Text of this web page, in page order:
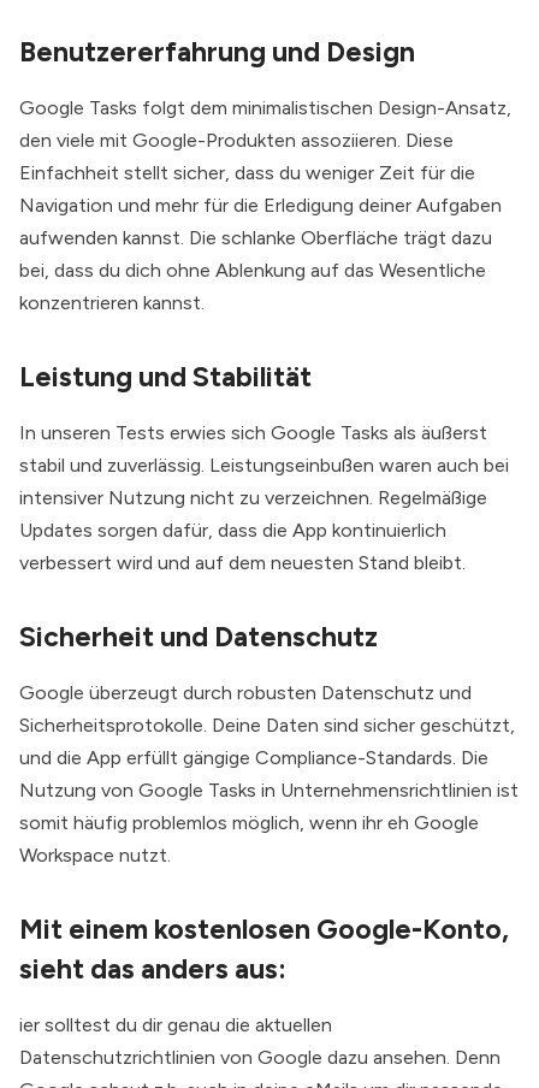
Benutzererfahrung und Design
Google Tasks folgt dem minimalistischen Design-Ansatz,
den viele mit Google-Produkten assoziieren. Diese
Einfachheit stellt sicher, dass du weniger Zeit für die
Navigation und mehr für die Erledigung deiner Aufgaben
aufwenden kannst. Die schlanke Oberfläche trägt dazu
bei, dass du dich ohne Ablenkung auf das Wesentliche
konzentrieren kannst.
Leistung und Stabilität
In unseren Tests erwies sich Google Tasks als äußerst
stabil und zuverlässig. Leistungseinbußen waren auch bei
intensiver Nutzung nicht zu verzeichnen. Regelmäßige
Updates sorgen dafür, dass die App kontinuierlich
verbessert wird und auf dem neuesten Stand bleibt.
Sicherheit und Datenschutz
Google überzeugt durch robusten Datenschutz und
Sicherheitsprotokolle. Deine Daten sind sicher geschützt,
und die App erfüllt gängige Compliance-Standards. Die
Nutzung von Google Tasks in Unternehmensrichtlinien ist
somit häufig problemlos möglich, wenn ihr eh Google
Workspace nutzt.
Mit einem kostenlosen Google-Konto,
sieht das anders aus:
ier solltest du dir genau die aktuellen
Datenschutzrichtlinien von Google dazu ansehen. Denn